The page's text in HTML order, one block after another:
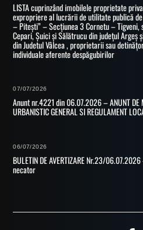
LISTA cuprinzând imobilele proprietate
expropriere al lucrării de utilitate publică
– Pitești” – Secțiunea 3 Cornetu –
Cepari, Șuici și Sălătrucu din județul Argeș
din Judetul Vâlcea , proprietarii sau
individuale aferente despăgubirilor
07/07/2026
Anunt nr.4221 din 06.07.2026 – ANUNT DE
URBANISTIC GENERAL SI REGULAMENT
06/07/2026
BULETIN DE AVERTIZARE Nr.23/
necator